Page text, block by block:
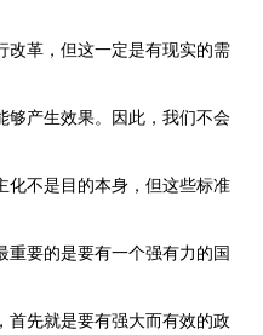
改革，但这一定是有现实的需
够产生效果。因此，我们不会
化不是目的本身，但这些标准
重要的是要有一个强有力的国
首先就是要有强大而有效的政